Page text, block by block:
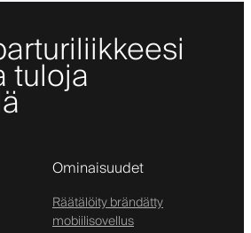
tuloja
Ominaisuudet
Räätälöity brändätty
mobiilisovellus